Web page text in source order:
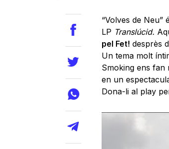
“Volves de Neu”
LP Translúcid.
pel Fet! desprès
Un tema molt
Smoking ens fan
en un
Dona-li al play